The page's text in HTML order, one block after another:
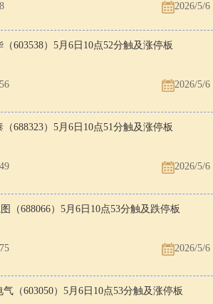
2026/5/6
（603538）5月6日10点52分触及涨停板
2026/5/6
（688323）5月6日10点51分触及涨停板
2026/5/6
（688066）5月6日10点53分触及跌停板
2026/5/6
气（603050）5月6日10点53分触及涨停板